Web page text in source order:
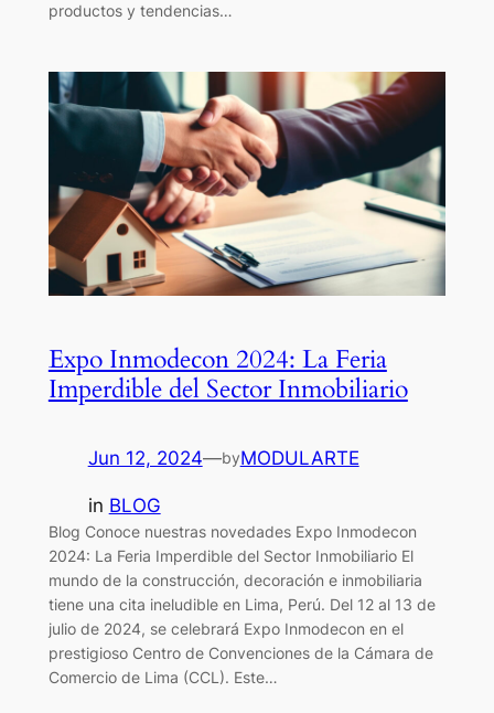
productos y tendencias…
Expo Inmodecon 2024: La Feria
Imperdible del Sector Inmobiliario
Jun 12, 2024—byMODULARTE
in BLOG
Blog Conoce nuestras novedades Expo Inmodecon
2024: La Feria Imperdible del Sector Inmobiliario El
mundo de la construcción, decoración e inmobiliaria
tiene una cita ineludible en Lima, Perú. Del 12 al 13 de
julio de 2024, se celebrará Expo Inmodecon en el
prestigioso Centro de Convenciones de la Cámara de
Comercio de Lima (CCL). Este…